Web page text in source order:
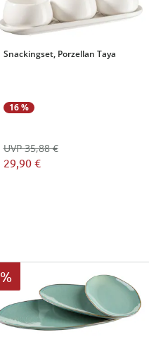
Snackingset, Porzellan Taya
16 %
29,90 €
UVP 35,88 €
%